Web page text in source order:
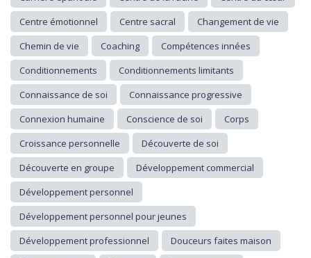
Centre émotionnel
Centre sacral
Changement de vie
Chemin de vie
Coaching
Compétences innées
Conditionnements
Conditionnements limitants
Connaissance de soi
Connaissance progressive
Connexion humaine
Conscience de soi
Corps
Croissance personnelle
Découverte de soi
Découverte en groupe
Développement commercial
Développement personnel
Développement personnel pour jeunes
Développement professionnel
Douceurs faites maison